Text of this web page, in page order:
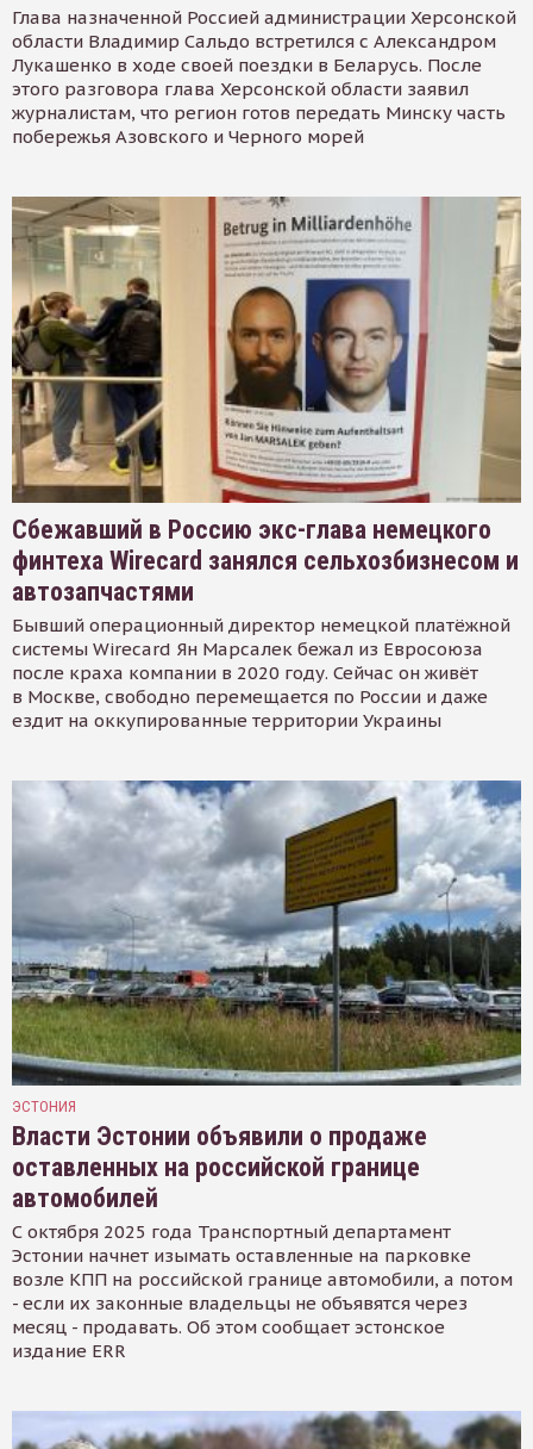
Глава назначенной Россией администрации Херсонской
области Владимир Сальдо встретился с Александром
Лукашенко в ходе своей поездки в Беларусь. После
этого разговора глава Херсонской области заявил
журналистам, что регион готов передать Минску часть
побережья Азовского и Черного морей
Сбежавший в Россию экс-глава немецкого
финтеха Wirecard занялся сельхозбизнесом и
автозапчастями
Бывший операционный директор немецкой платёжной
системы Wirecard Ян Марсалек бежал из Евросоюза
после краха компании в 2020 году. Сейчас он живёт
в Москве, свободно перемещается по России и даже
ездит на оккупированные территории Украины
ЭСТОНИЯ
Власти Эстонии объявили о продаже
оставленных на российской границе
автомобилей
С октября 2025 года Транспортный департамент
Эстонии начнет изымать оставленные на парковке
возле КПП на российской границе автомобили, а потом
- если их законные владельцы не объявятся через
месяц - продавать. Об этом сообщает эстонское
издание ERR